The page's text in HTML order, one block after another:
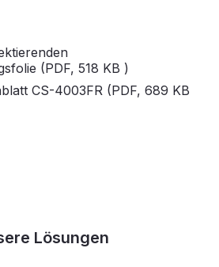
(PDF, 518 KB )
CS-4003FR (PDF, 689 KB
Lösungen